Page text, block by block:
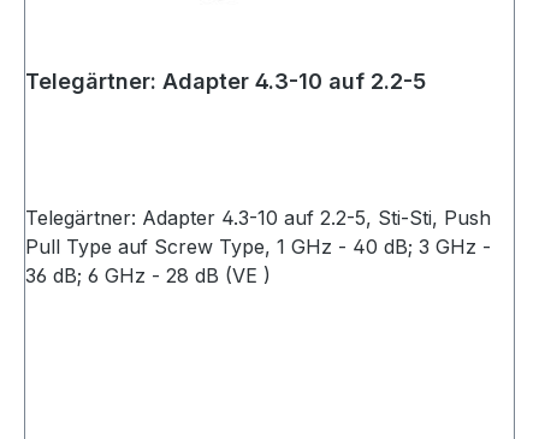
Telegärtner: Adapter 4.3-10 auf 2.2-5
Telegärtner: Adapter 4.3-10 auf 2.2-5, Sti-Sti, Push
Pull Type auf Screw Type, 1 GHz - 40 dB; 3 GHz -
36 dB; 6 GHz - 28 dB (VE )